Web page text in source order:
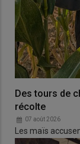
Des tours de
récolte
07 août 2026
Les maïs